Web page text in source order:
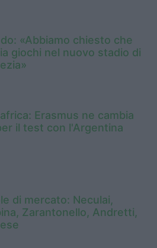
«Abbiamo chiesto che
giochi nel nuovo stadio di
Erasmus ne cambia
il test con l'Argentina
di mercato: Neculai,
Zarantonello, Andretti,